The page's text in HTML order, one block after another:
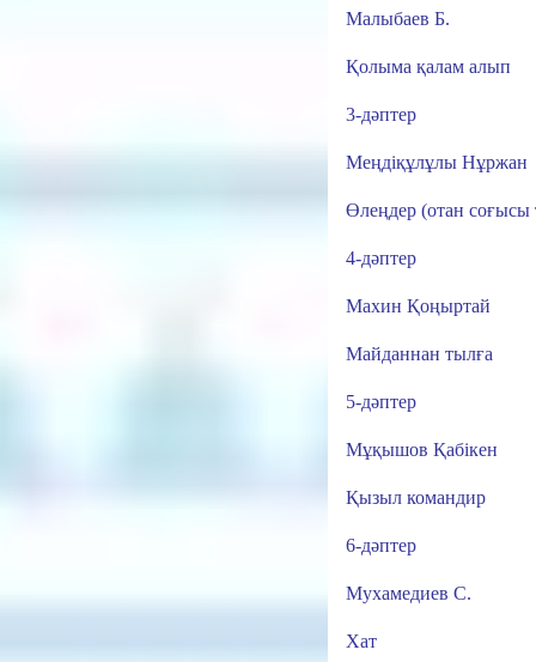
Малыбаев Б.
Қолыма қалам алып
3-дәптер
Меңдіқұлұлы Нұржан
Өлеңдер (отан соғысы
4-дәптер
Махин Қоңыртай
Майданнан тылға
5-дәптер
Мұқышов Қабікен
Қызыл командир
6-дәптер
Мухамедиев С.
Хат